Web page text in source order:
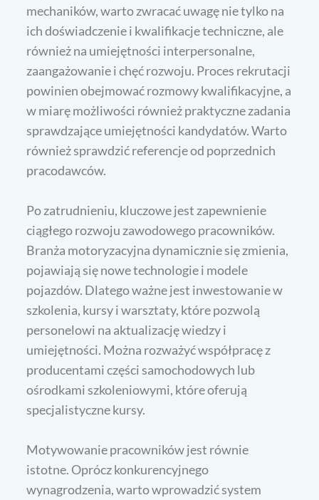
mechaników, warto zwracać uwagę nie tylko na
ich doświadczenie i kwalifikacje techniczne, ale
również na umiejętności interpersonalne,
zaangażowanie i chęć rozwoju. Proces rekrutacji
powinien obejmować rozmowy kwalifikacyjne, a
w miarę możliwości również praktyczne zadania
sprawdzające umiejętności kandydatów. Warto
również sprawdzić referencje od poprzednich
pracodawców.
Po zatrudnieniu, kluczowe jest zapewnienie
ciągłego rozwoju zawodowego pracowników.
Branża motoryzacyjna dynamicznie się zmienia,
pojawiają się nowe technologie i modele
pojazdów. Dlatego ważne jest inwestowanie w
szkolenia, kursy i warsztaty, które pozwolą
personelowi na aktualizację wiedzy i
umiejętności. Można rozważyć współpracę z
producentami części samochodowych lub
ośrodkami szkoleniowymi, które oferują
specjalistyczne kursy.
Motywowanie pracowników jest równie
istotne. Oprócz konkurencyjnego
wynagrodzenia, warto wprowadzić system